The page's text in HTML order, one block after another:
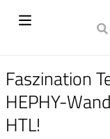
Faszination
HEPHY-
HTL!